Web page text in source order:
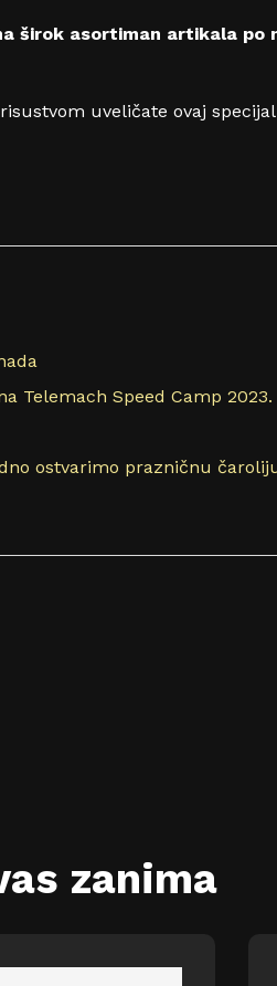
širok asortiman artikala po
uveličate ovaj
Telemach Speed Camp
ostvarimo prazničnu
zanima